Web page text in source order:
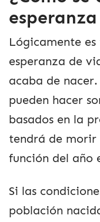
Lógicamente
esperanza de
acaba de nacer.
pueden hacer
basados en la
tendrá de morir
función del año
Si las
población